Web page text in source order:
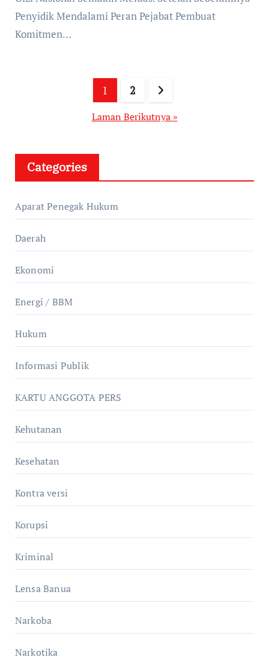
Penyidik Mendalami Peran Pejabat Pembuat
Komitmen…
1 2
Laman Berikutnya »
Categories
Aparat Penegak Hukum
Daerah
Ekonomi
Energi / BBM
Hukum
Informasi Publik
KARTU ANGGOTA PERS
Kehutanan
Kesehatan
Kontra versi
Korupsi
Kriminal
Lensa Banua
Narkoba
Narkotika